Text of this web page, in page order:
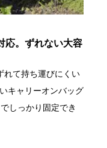
応。ずれない大容
れて持ち運びにくい
キャリーオンバッグ
しっかり固定でき